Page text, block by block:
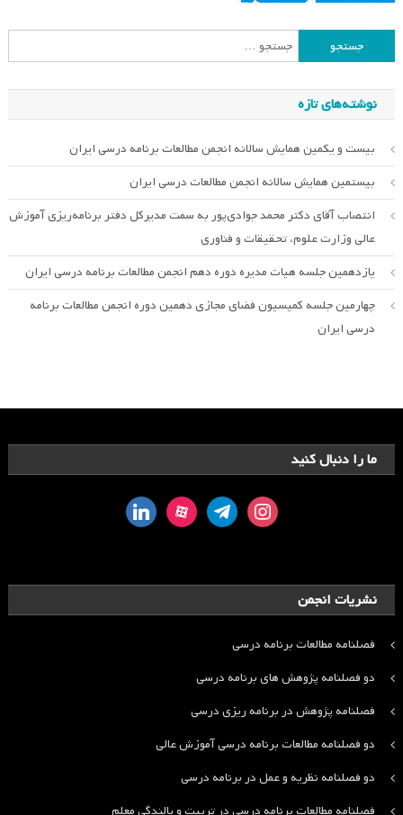
جستجو
برای:
نوشته‌های تازه
بیست و یکمین همایش سالانه انجمن مطالعات برنامه درسی ایران
بیستمین همایش سالانه انجمن مطالعات درسی ایران
انتصاب آقای دکتر محمد جوادی‌پور به سمت مدیرکل دفتر برنامه‌ریزی آموزش
عالی وزارت علوم، تحقیقات و فناوری
یازدهمین جلسه هیات مدیره دوره دهم انجمن مطالعات برنامه درسی ایران
چهارمین جلسه کمیسیون فضای مجازی دهمین دوره انجمن مطالعات برنامه
درسی ایران
ما را دنبال کنید
instagram
telegram
aparat
linkedin
نشریات انجمن
فصلنامه مطالعات برنامه درسی
دو فصلنامه پژوهش های برنامه درسی
فصلنامه پژوهش در برنامه ریزی درسی
دو فصلنامه مطالعات برنامه درسی آموزش عالی
دو فصلنامه نظریه و عمل در برنامه درسی